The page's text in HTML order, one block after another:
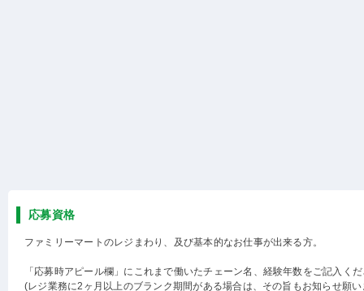
応募資格
ファミリーマートのレジまわり、及び基本的なお仕事が出来る方。
「応募時アピール欄」にこれまで働いたチェーン名、経験年数をご記入く
(レジ業務に2ヶ月以上のブランク期間がある場合は、その旨もお知らせ願